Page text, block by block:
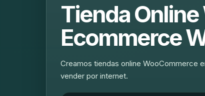
Tienda Online
Ecommerce
Creamos tiendas online WooCommerce
vender por internet.